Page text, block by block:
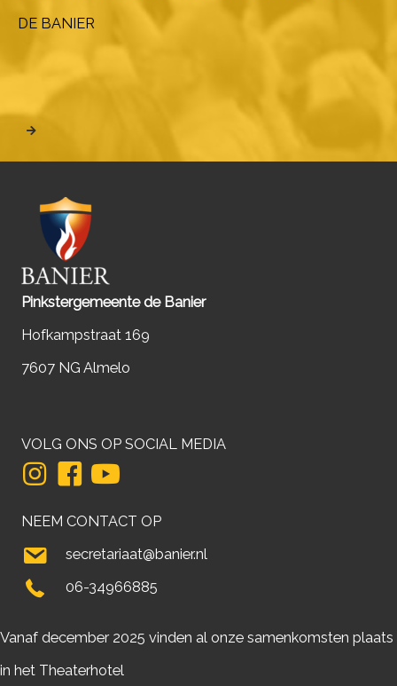
DE BANIER
Pinkstergemeente de Banier
Hofkampstraat 169
7607 NG Almelo
VOLG ONS OP SOCIAL MEDIA
NEEM CONTACT OP
secretariaat@banier.nl
06-34966885
Vanaf december 2025 vinden al onze samenkomsten plaats
in het Theaterhotel